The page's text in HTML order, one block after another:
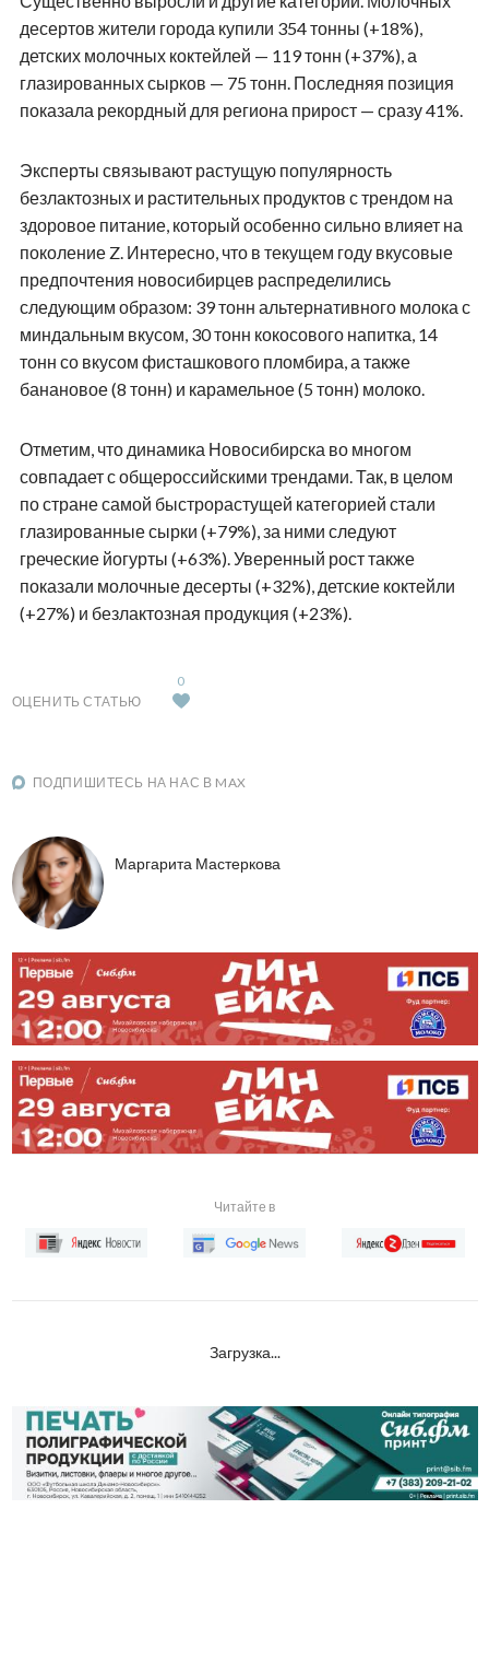
десертов жители города купили 354 тонны (+18%),
детских молочных коктейлей — 119 тонн (+37%), а
глазированных сырков — 75 тонн. Последняя позиция
показала рекордный для региона прирост — сразу 41%.
Эксперты связывают растущую популярность
безлактозных и растительных продуктов с трендом на
здоровое питание, который особенно сильно влияет на
поколение Z. Интересно, что в текущем году вкусовые
предпочтения новосибирцев распределились
следующим образом: 39 тонн альтернативного молока с
миндальным вкусом, 30 тонн кокосового напитка, 14
тонн со вкусом фисташкового пломбира, а также
банановое (8 тонн) и карамельное (5 тонн) молоко.
Отметим, что динамика Новосибирска во многом
совпадает с общероссийскими трендами. Так, в целом
по стране самой быстрорастущей категорией стали
глазированные сырки (+79%), за ними следуют
греческие йогурты (+63%). Уверенный рост также
показали молочные десерты (+32%), детские коктейли
(+27%) и безлактозная продукция (+23%).
ОЦЕНИТЬ СТАТЬЮ
0
ПОДПИШИТЕСЬ НА НАС В MAX
Маргарита Мастеркова
Читайте в
Загрузка...